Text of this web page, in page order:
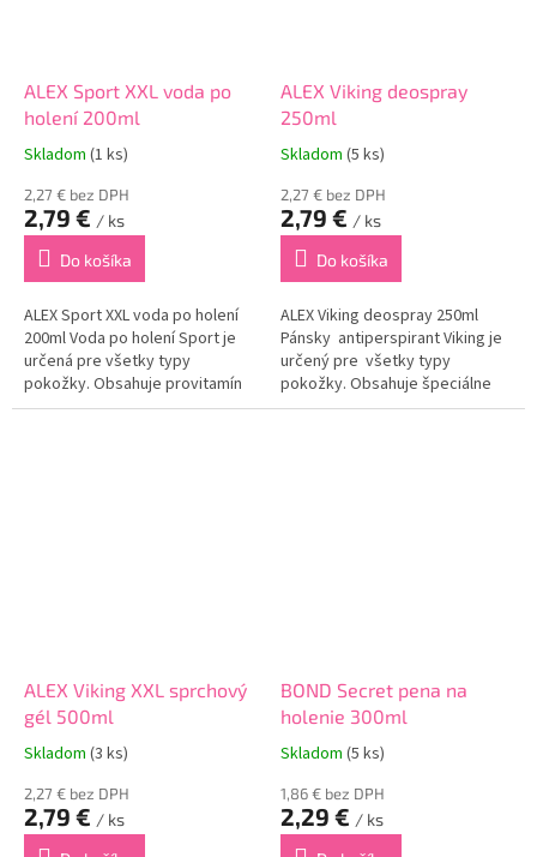
ALEX Sport XXL voda po
holení 200ml
Skladom (1 ks)
2,27 € bez DPH
2,79 € / ks
Do košíka
ALEX Sport XXL voda po holení
200ml Voda po holení Sport je
určená pre všetky typy
pokožky. Obsahuje provitamín
B5, vďaka ktorému dokonale
ALEX Viking deospray
250ml
Skladom (5 ks)
2,27 € bez DPH
2,79 € / ks
Do košíka
ALEX Viking deospray 250ml
Pánsky antiperspirant Viking je
určený pre všetky typy
pokožky. Obsahuje špeciálne
zloženie, ktoré dokonale
ALEX Viking XXL sprchový
gél 500ml
Skladom (3 ks)
2,27 € bez DPH
2,79 € / ks
BOND Secret pena na
holenie 300ml
Skladom (5 ks)
1,86 € bez DPH
2,29 € / ks